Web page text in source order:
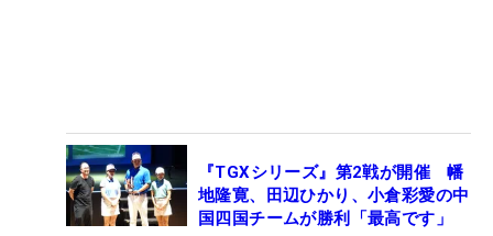
『TGXシリーズ』第2戦が開催 幡
地隆寛、田辺ひかり、小倉彩愛の中
国四国チームが勝利「最高です」